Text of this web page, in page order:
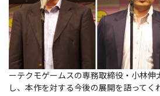
ーテクモゲームスの専務取締役・小林
し、本作を対する今後の展開を語ってく